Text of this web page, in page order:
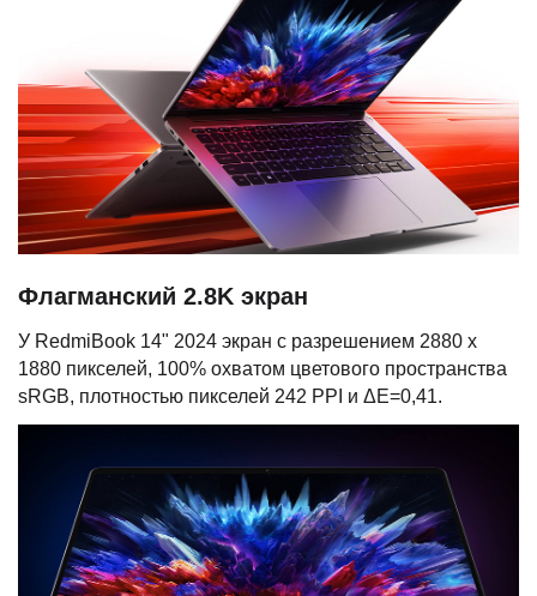
Флагманский 2.8K экран
У RedmiBook 14" 2024 экран с разрешением 2880 х
1880 пикселей, 100% охватом цветового пространства
sRGB, плотностью пикселей 242 PPI и ΔE=0,41.